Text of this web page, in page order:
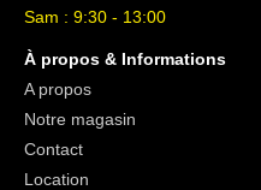
Sam : 9:30 - 13:00
À propos & Informations
A propos
Notre magasin
Contact
Location